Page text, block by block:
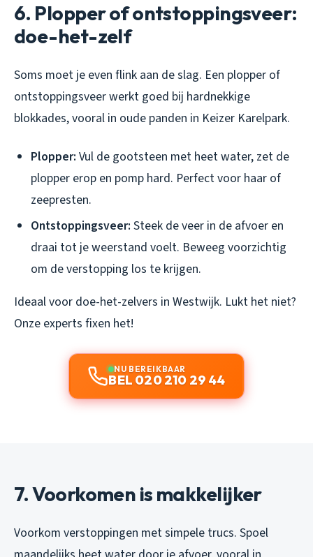
6. Plopper of ontstoppingsveer:
doe-het-zelf
Soms moet je even flink aan de slag. Een plopper of
ontstoppingsveer werkt goed bij hardnekkige
blokkades, vooral in oude panden in Keizer Karelpark.
Plopper: Vul de gootsteen met heet water, zet de
plopper erop en pomp hard. Perfect voor haar of
zeepresten.
Ontstoppingsveer: Steek de veer in de afvoer en
draai tot je weerstand voelt. Beweeg voorzichtig
om de verstopping los te krijgen.
Ideaal voor doe-het-zelvers in Westwijk. Lukt het niet?
Onze experts fixen het!
NU BEREIKBAAR
BEL 020 210 29 44
7. Voorkomen is makkelijker
Voorkom verstoppingen met simpele trucs. Spoel